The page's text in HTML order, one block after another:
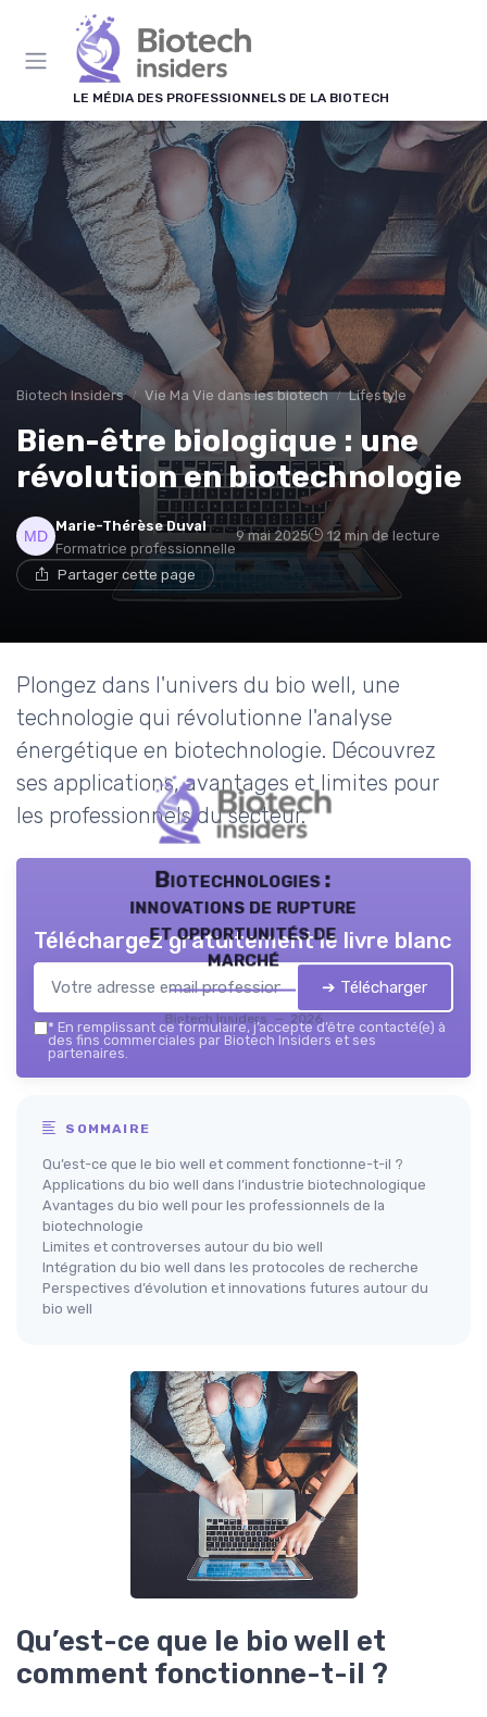
LE MÉDIA DES PROFESSIONNELS DE LA BIOTECH
Biotech Insiders Vie Ma Vie dans les biotech Lifestyle
Bien-être biologique : une
révolution en biotechnologie
Marie-Thérèse Duval
Formatrice professionnelle
9 mai 2025 12 min de lecture
Partager cette page
Plongez dans l'univers du bio well, une
technologie qui révolutionne l'analyse
énergétique en biotechnologie. Découvrez
ses applications, avantages et limites pour
les professionnels du secteur.
Biotechnologies :
innovations de rupture
et opportunités de
marché
Biotech Insiders — 2026
Téléchargez gratuitement le livre blanc
➔ Télécharger
* En remplissant ce formulaire, j’accepte d’être contacté(e) à
des fins commerciales par Biotech Insiders et ses
partenaires.
SOMMAIRE
Qu’est-ce que le bio well et comment fonctionne-t-il ?
Applications du bio well dans l’industrie biotechnologique
Avantages du bio well pour les professionnels de la
biotechnologie
Limites et controverses autour du bio well
Intégration du bio well dans les protocoles de recherche
Perspectives d’évolution et innovations futures autour du
bio well
Qu’est-ce que le bio well et
comment fonctionne-t-il ?
Panneau de gestion des cookies